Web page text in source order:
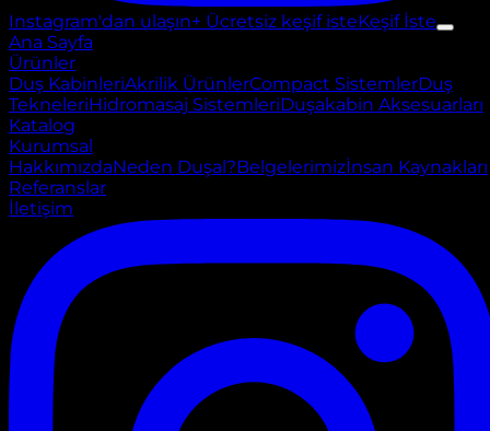
Instagram'dan ulaşın+ Ücretsiz keşif isteKeşif İste
Ana Sayfa
Ürünler
Duş KabinleriAkrilik ÜrünlerCompact SistemlerDuş
TekneleriHidromasaj SistemleriDuşakabin Aksesuarları
Katalog
Kurumsal
HakkımızdaNeden Duşal?Belgelerimizİnsan Kaynakları
Referanslar
İletişim